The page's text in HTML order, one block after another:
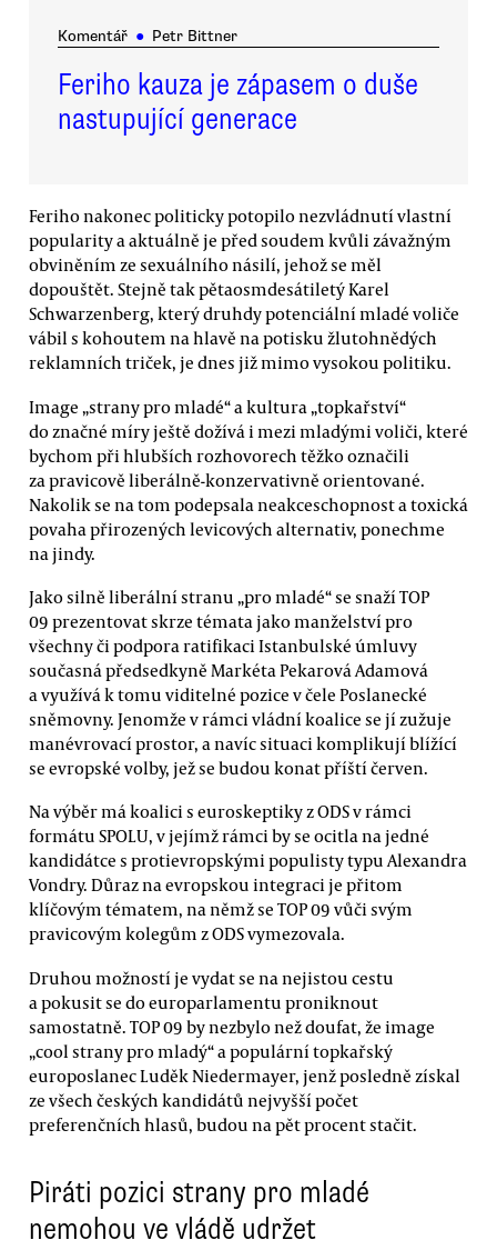
Komentář ● Petr Bittner
Feriho kauza je zápasem o duše
nastupující generace
Feriho nakonec politicky potopilo nezvládnutí vlastní
popularity a aktuálně je před soudem kvůli závažným
obviněním ze sexuálního násilí, jehož se měl
dopouštět. Stejně tak pětaosmdesátiletý Karel
Schwarzenberg, který druhdy potenciální mladé voliče
vábil s kohoutem na hlavě na potisku žlutohnědých
reklamních triček, je dnes již mimo vysokou politiku.
Image „strany pro mladé“ a kultura „topkařství“
do značné míry ještě dožívá i mezi mladými voliči, které
bychom při hlubších rozhovorech těžko označili
za pravicově liberálně-konzervativně orientované.
Nakolik se na tom podepsala neakceschopnost a toxická
povaha přirozených levicových alternativ, ponechme
na jindy.
Jako silně liberální stranu „pro mladé“ se snaží TOP
09 prezentovat skrze témata jako manželství pro
všechny či podpora ratifikaci Istanbulské úmluvy
současná předsedkyně Markéta Pekarová Adamová
a využívá k tomu viditelné pozice v čele Poslanecké
sněmovny. Jenomže v rámci vládní koalice se jí zužuje
manévrovací prostor, a navíc situaci komplikují blížící
se evropské volby, jež se budou konat příští červen.
Na výběr má koalici s euroskeptiky z ODS v rámci
formátu SPOLU, v jejímž rámci by se ocitla na jedné
kandidátce s protievropskými populisty typu Alexandra
Vondry. Důraz na evropskou integraci je přitom
klíčovým tématem, na němž se TOP 09 vůči svým
pravicovým kolegům z ODS vymezovala.
Druhou možností je vydat se na nejistou cestu
a pokusit se do europarlamentu proniknout
samostatně. TOP 09 by nezbylo než doufat, že image
„cool strany pro mladý“ a populární topkařský
europoslanec Luděk Niedermayer, jenž posledně získal
ze všech českých kandidátů nejvyšší počet
preferenčních hlasů, budou na pět procent stačit.
Piráti pozici strany pro mladé
nemohou ve vládě udržet